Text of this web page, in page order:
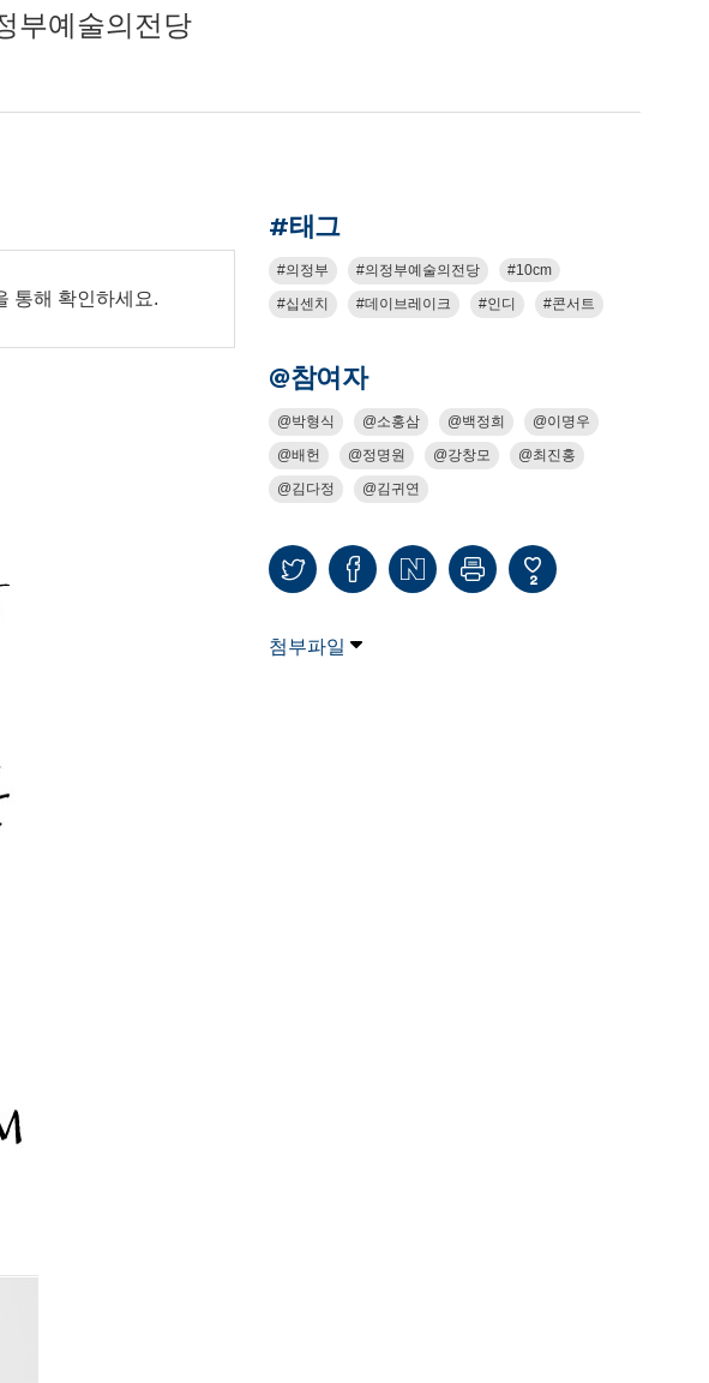
부예술의전당
통해 확인하세요.
#태그
의정부 의정부예술의전당
10cm
십센치
데이브레이크 인디 콘서트
@참여자
박형식 소홍삼 백정희
이명우
배헌
정명원 강창모
최진홍
김다정
김귀연
2
첨부파일